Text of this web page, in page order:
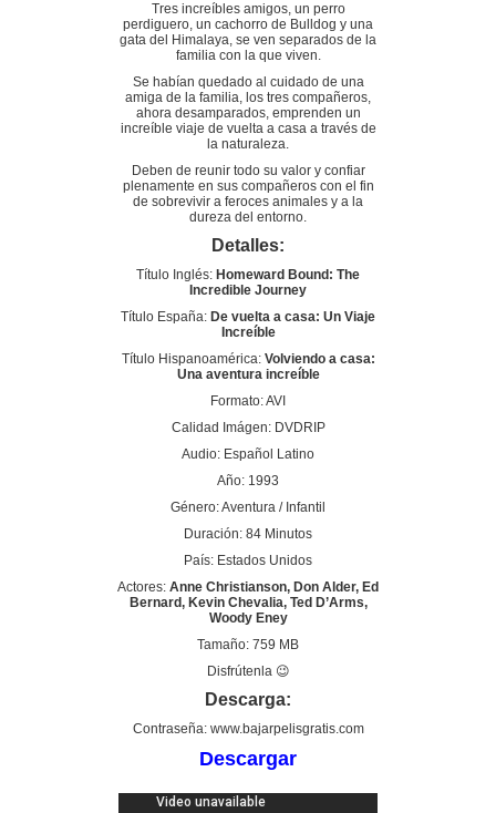
Tres increíbles amigos, un perro
perdiguero, un cachorro de Bulldog y una
gata del Himalaya, se ven separados de la
familia con la que viven.
Se habían quedado al cuidado de una
amiga de la familia, los tres compañeros,
ahora desamparados, emprenden un
increíble viaje de vuelta a casa a través de
la naturaleza.
Deben de reunir todo su valor y confiar
plenamente en sus compañeros con el fin
de sobrevivir a feroces animales y a la
dureza del entorno.
Detalles:
Título Inglés: Homeward Bound: The
Incredible Journey
Título España: De vuelta a casa: Un Viaje
Increíble
Título Hispanoamérica: Volviendo a casa:
Una aventura increíble
Formato: AVI
Calidad Imágen: DVDRIP
Audio: Español Latino
Año: 1993
Género: Aventura / Infantil
Duración: 84 Minutos
País: Estados Unidos
Actores: Anne Christianson, Don Alder, Ed
Bernard, Kevin Chevalia, Ted D’Arms,
Woody Eney
Tamaño: 759 MB
Disfrútenla 😉
Descarga:
Contraseña: www.bajarpelisgratis.com
Descargar